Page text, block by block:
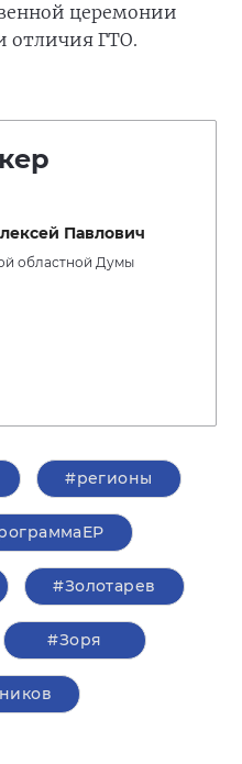
церемонии
отличия ГТО.
Павлович
областной Думы
#регионы
#Золотарев
#Зоря